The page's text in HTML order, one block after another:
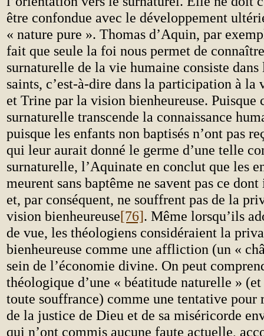
être confondue avec le développement
« nature pure ». Thomas d’Aquin, par
fait que seule la foi nous permet de
surnaturelle de la vie humaine consiste
saints, c’est-à-dire dans la participation à la
et Trine par la vision bienheureuse. Puisque
surnaturelle transcende la connaissance
puisque les enfants non baptisés n’ont pas
qui leur aurait donné le germe d’une telle
surnaturelle, l’Aquinate en conclut que les
meurent sans baptême ne savent pas ce
et, par conséquent, ne souffrent pas de la
vision bienheureuse[76]. Même lorsqu’ils
de vue, les théologiens considéraient la
bienheureuse comme une affliction (un «
sein de l’économie divine. On peut
théologique d’une « béatitude naturelle » (et
toute souffrance) comme une tentative pour
de la justice de Dieu et de sa miséricorde
qui n’ont commis aucune faute actuelle,